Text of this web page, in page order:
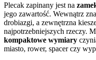
Plecak zapinany jest na
jego zawartość. Wewnątrz
drobiazgi, a zewnętrzna
najpotrzebniejszych rzeczy.
kompaktowe wymiary
miasto, rower, spacer czy